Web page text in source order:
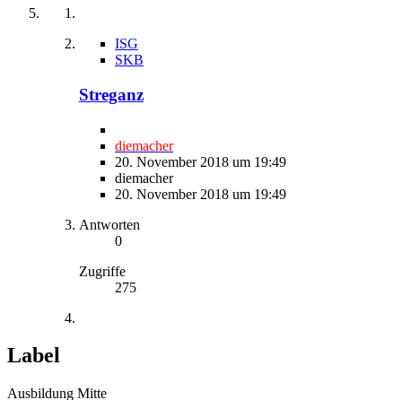
ISG
SKB
Streganz
diemacher
20. November 2018 um 19:49
diemacher
20. November 2018 um 19:49
Antworten
0
Zugriffe
275
Label
Ausbildung Mitte